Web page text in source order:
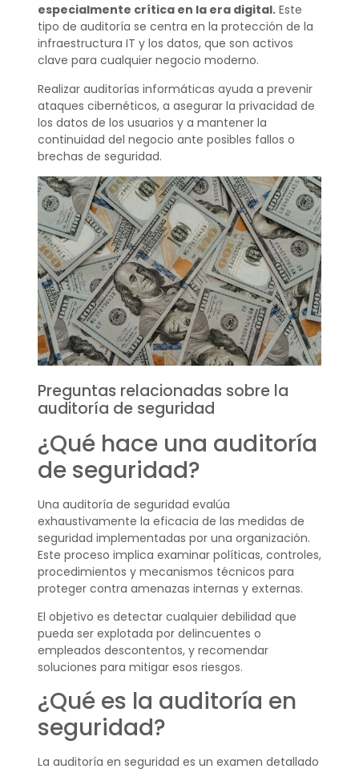
especialmente crítica en la era digital.Este
tipo de auditoría se centra en la protección de la
infraestructura IT y los datos, que son activos
clave para cualquier negocio moderno.
Realizar auditorías informáticas ayuda a prevenir
ataques cibernéticos, a asegurar la privacidad de
los datos de los usuarios y a mantener la
continuidad del negocio ante posibles fallos o
brechas de seguridad.
Preguntas relacionadas sobre la
auditoría de seguridad
¿Qué hace una auditoría
de seguridad?
Una auditoría de seguridad evalúa
exhaustivamente la eficacia de las medidas de
seguridad implementadas por una organización.
Este proceso implica examinar políticas, controles,
procedimientos y mecanismos técnicos para
proteger contra amenazas internas y externas.
El objetivo es detectar cualquier debilidad que
pueda ser explotada por delincuentes o
empleados descontentos, y recomendar
soluciones para mitigar esos riesgos.
¿Qué es la auditoría en
seguridad?
La auditoría en seguridad es un examen detallado